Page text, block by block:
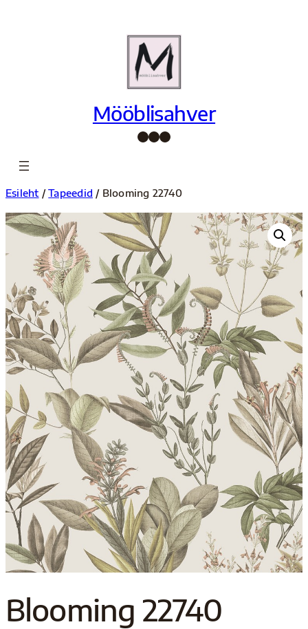
Mööblisahver
Facebook InstagramPinterest
Esileht /Tapeedid / Blooming 22740
Blooming 22740